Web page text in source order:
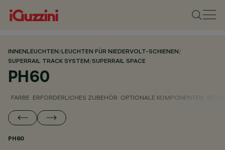
INNENLEUCHTEN/LEUCHTEN FÜR NIEDERVOLT-SCHIENEN/
SUPERRAIL TRACK SYSTEM/SUPERRAIL SPACE
PH60
FARBE ERFORDERLICHES ZUBEHÖR OPTIONALE KOMPONENTEN
PH60